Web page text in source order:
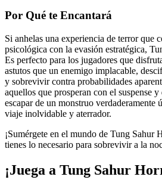
Por Qué te Encantará
Si anhelas una experiencia de terror que
psicológica con la evasión estratégica,
Es perfecto para los jugadores que
astutos que un enemigo implacable,
y sobrevivir contra probabilidades
aquellos que prosperan con el suspense
escapar de un monstruo verdaderamente
viaje inolvidable y aterrador.
¡Sumérgete en el mundo de Tung Sahur
tienes lo necesario para sobrevivir a la
¡Juega a Tung Sahur